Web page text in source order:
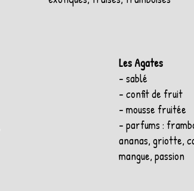
Les Agates
- sablé
- confit de fruit
- mousse fruitée
- parfums :
ananas, griotte,
mangue, passion